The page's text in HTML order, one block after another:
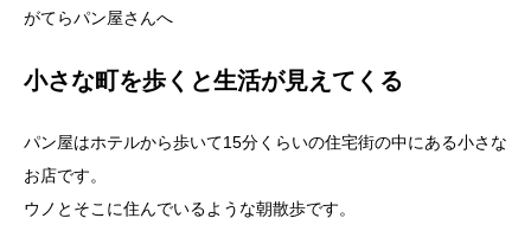
がてらパン屋さんへ
小さな町を歩くと生活が見えてくる
パン屋はホテルから歩いて15分くらいの住宅街の中にある小さな
お店です。
ウノとそこに住んでいるような朝散歩です。